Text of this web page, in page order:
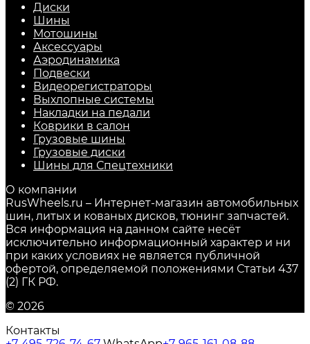
Диски
Шины
Мотошины
Аксессуары
Аэродинамика
Подвески
Видеорегистраторы
Выхлопные системы
Накладки на педали
Коврики в салон
Грузовые шины
Грузовые диски
Шины для Спецтехники
О компании
RusWheels.ru – Интернет-магазин автомобильных
шин, литых и кованых дисков, тюнинг запчастей.
Вся информация на данном сайте несёт
исключительно информационный характер и ни
при каких условиях не является публичной
офертой, определяемой положениями Статьи 437
(2) ГК РФ.
© 2026
Контакты